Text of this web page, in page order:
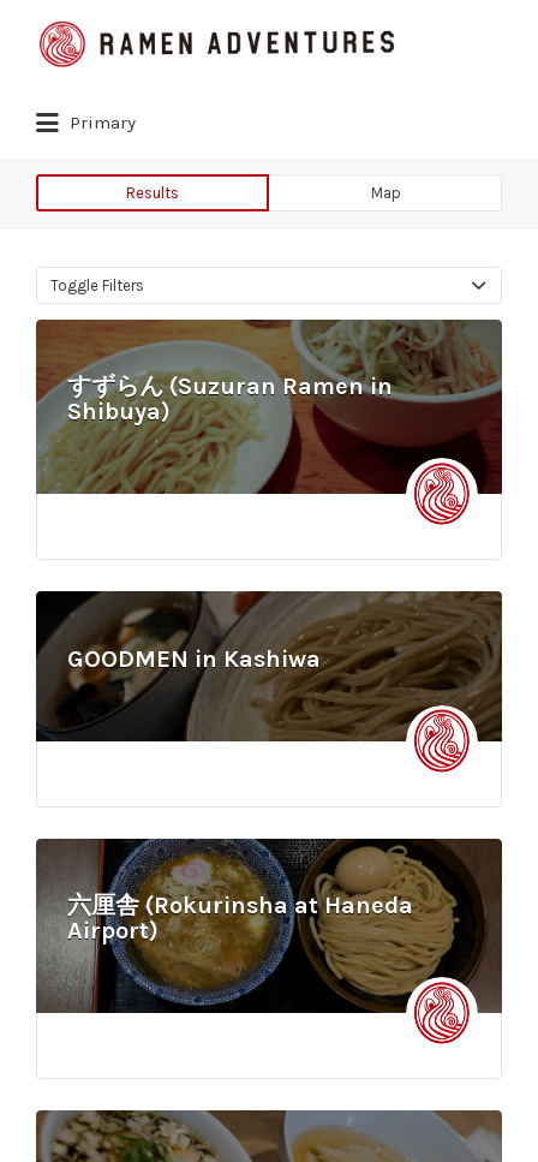
Search
for:
Primary
Results Map
Toggle Filters
すずらん (Suzuran Ramen in
Shibuya)
GOODMEN in Kashiwa
六厘舎 (Rokurinsha at Haneda
Airport)